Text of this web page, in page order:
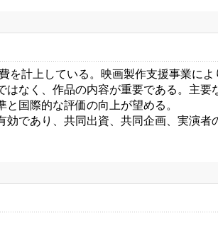
計上している。映画製作支援事業に
なく、作品の内容が重要である。主
国際的な評価の向上が望める。
であり、共同出資、共同企画、実演